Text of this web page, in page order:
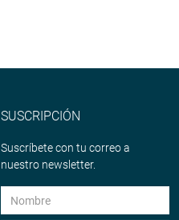
SUSCRIPCIÓN
Suscríbete con tu correo a
nuestro newsletter.